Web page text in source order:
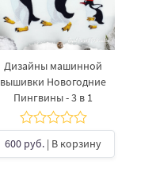
Дизайны машинной
вышивки Новогодние
Пингвины - 3 в 1
600 руб. | В корзину